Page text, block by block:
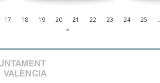
17 18 19 20 21 22 23 24 25
»